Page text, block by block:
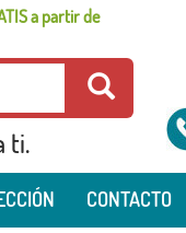
a partir de
ti.
CONTACTO